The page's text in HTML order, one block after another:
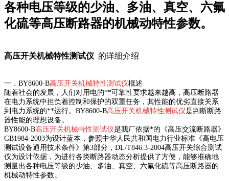
各种电压等级的少油、多油、真空、六氟
化硫等高压断路器的机械动特性参数。
高压开关机械特性测试仪 的详细介绍
一． BY8600-B高压开关机械特性测试仪概述
随着社会的发展，人们对用电的**可靠性要求越来越高，高压断路器
在电力系统中担负着控制和保护的双重任务，其性能的优劣直接关系
到电力系统的**运行。 BY8600-B高压开关机械特性测试仪是判断断路
器性能的理想设备。
BY8600-B高压开关机械特性测试仪是我厂依据*的《高压交流断路器》
GB1984-2003为设计蓝本，参照中华人民共和国电力行业标准《高电压
测试设备通用技术条件》第3部分，DL/T846.3-2004高压开关综合测试
仪为设计依据，为进行各类断路器动态分析提供了方便，能够准确地
测量出各种电压等级的少油、多油、真空、六氟化硫等高压断路器的
机械动特性参数。